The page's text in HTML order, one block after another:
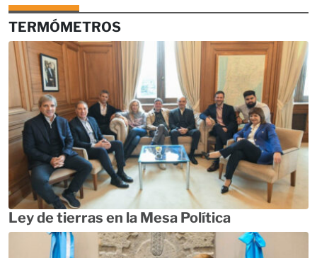
TERMÓMETROS
Ley de tierras en la Mesa Política